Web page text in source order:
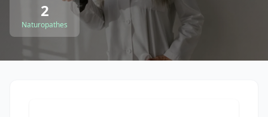
2
Naturopathes